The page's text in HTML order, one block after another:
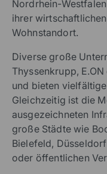
Nordrhein-
ihrer
Wohnstandort.
Diverse große
Thyssenkrupp,
und bieten
Gleichzeitig ist die
ausgezeichneten
große Städte wie
Bielefeld,
oder öffentlichen